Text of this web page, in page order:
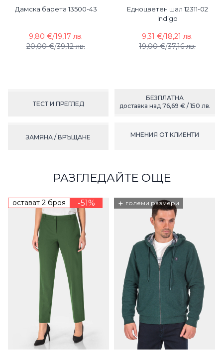
Дамска барета 13500-43
20,00 €/39,12 лв.
9,80 €/19,17 лв.
Едноцветен шал 12311-02
Indigo
19,00 €/37,16 лв.
9,31 €/18,21 лв.
ТЕСТ И ПРЕГЛЕД
БЕЗПЛАТНА
доставка над 76,69 € / 150 лв.
ЗАМЯНА / ВРЪЩАНЕ МНЕНИЯ ОТ КЛИЕНТИ
РАЗГЛЕДАЙТЕ ОЩЕ
остават 2 броя -51% + големи размери